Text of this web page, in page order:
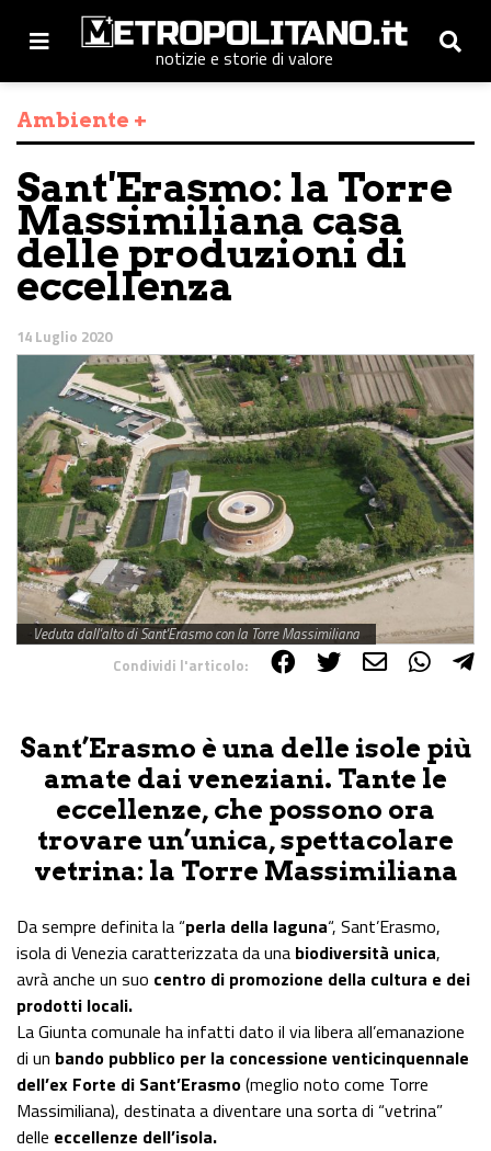
notizie e storie di valore
Ambiente +
Sant'Erasmo: la Torre
Massimiliana casa
delle produzioni di
eccellenza
14 Luglio 2020
Veduta dall'alto di Sant'Erasmo con la Torre Massimiliana
Condividi l'articolo:
Sant’Erasmo è una delle isole più
amate dai veneziani. Tante le
eccellenze, che possono ora
trovare un’unica, spettacolare
vetrina: la Torre Massimiliana
Da sempre definita la “perla della laguna“, Sant’Erasmo,
isola di Venezia caratterizzata da una biodiversità unica,
avrà anche un suo centro di promozione della cultura e dei
prodotti locali.
La Giunta comunale ha infatti dato il via libera all’emanazione
di un bando pubblico per la concessione venticinquennale
dell’ex Forte di Sant’Erasmo(meglio noto come Torre
Massimiliana), destinata a diventare una sorta di “vetrina”
delle eccellenze dell’isola.